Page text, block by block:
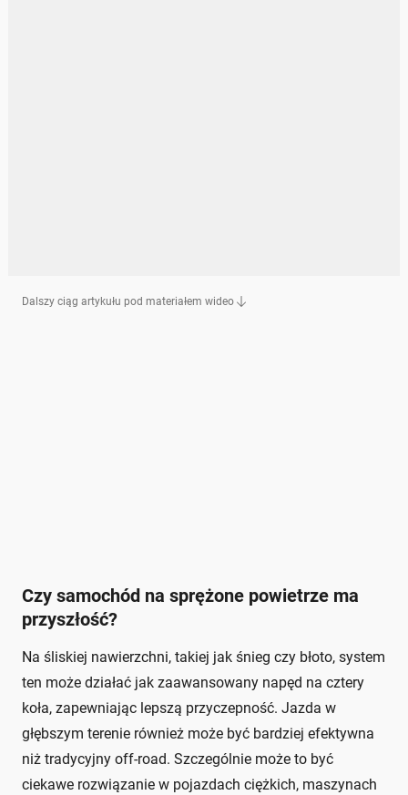
Dalszy ciąg artykułu pod materiałem wideo
Czy samochód na sprężone powietrze ma
przyszłość?
Na śliskiej nawierzchni, takiej jak śnieg czy błoto, system
ten może działać jak zaawansowany napęd na cztery
koła, zapewniając lepszą przyczepność. Jazda w
głębszym terenie również może być bardziej efektywna
niż tradycyjny off-road. Szczególnie może to być
ciekawe rozwiązanie w pojazdach ciężkich, maszynach